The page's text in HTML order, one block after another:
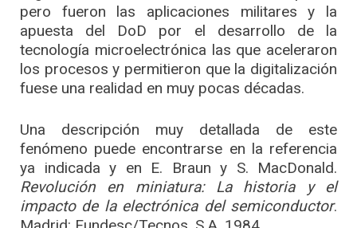
pero fueron las aplicaciones militares y la
apuesta del DoD por el desarrollo de la
tecnología microelectrónica las que aceleraron
los procesos y permitieron que la digitalización
fuese una realidad en muy pocas décadas.
Una descripción muy detallada de este
fenómeno puede encontrarse en la referencia
ya indicada y en E. Braun y S. MacDonald.
Revolución en miniatura: La historia y el
impacto de la electrónica del semiconductor.